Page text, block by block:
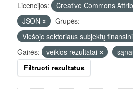
Licencijos: Creative Commons
JSON
Grupės:
Viešojo sektoriaus subjektų
Gairės:
veiklos rezultatai
Filtruoti rezultatus